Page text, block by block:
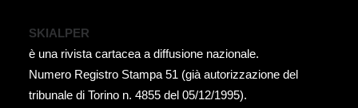
SKIALPER
è una rivista cartacea a diffusione nazionale.
Numero Registro Stampa 51 (già autorizzazione del
tribunale di Torino n. 4855 del 05/12/1995).